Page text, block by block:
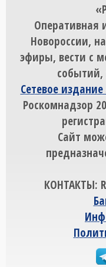
Оперативная
Новороссии,
эфиры, вести с
Сетевое
Роскомнадзор
Сайт
КОНТАКТЫ: